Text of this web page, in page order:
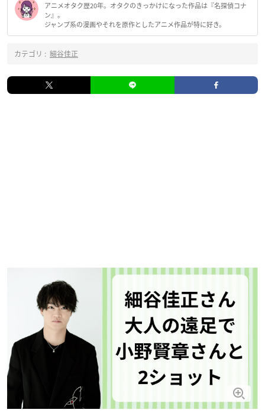
アニメオタク歴20年。オタクのきっかけになった作品は『名探偵コナ
ン』。
ジャンプ系の漫画やそれを原作としたアニメ作品が特に好き。
カテゴリ : 細谷佳正